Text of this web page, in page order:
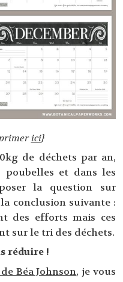
ici}
de déchets par an,
et dans les
la question sur
conclusion suivante :
des efforts mais ces
sur le tri des déchets.
réduire !
Béa Johnson, je vous